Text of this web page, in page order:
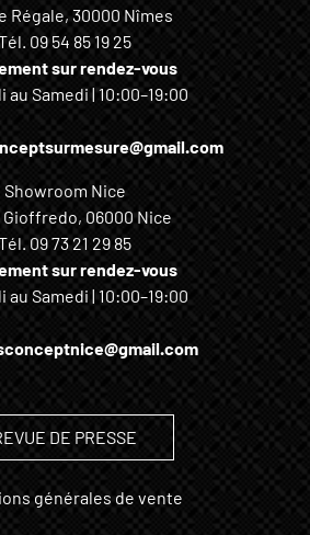
Régale, 30000 Nîmes
09 54 85 19 25
sur rendez-vous
au Samedi | 10:00–19:00
Showroom Nice
Gioffredo, 06000 Nice
09 73 21 29 85
sur rendez-vous
au Samedi | 10:00–19:00
DE PRESSE
générales de vente